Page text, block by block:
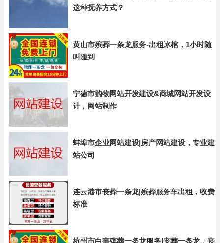
这种抚养方式？
黄山市殡葬一条龙服务-出租冰棺，1小时随
叫随到
宁德市购物网站开发建设&商城网站开发设
计，网站制作
蚌埠市企业网站建设|房产网站建设，专业建
站公司
连云港市丧葬一条龙|殡葬服务车出租，收费
标准
杭州市白事殡葬一条龙服务|丧葬一条龙，丧